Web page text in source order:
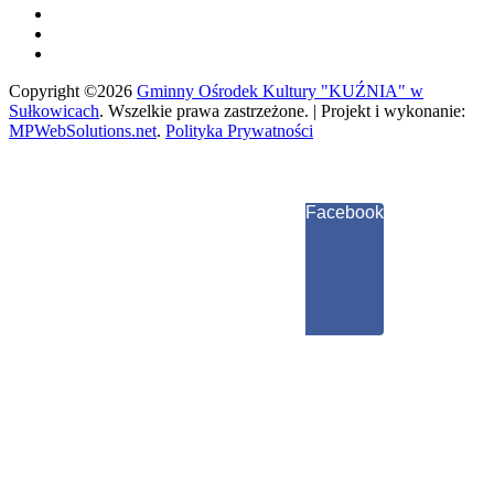
Copyright ©2026 Gminny Ośrodek Kultury "KUŹNIA" w
Sułkowicach. Wszelkie prawa zastrzeżone. | Projekt i wykonanie:
MPWebSolutions.net. Polityka Prywatności
Facebook